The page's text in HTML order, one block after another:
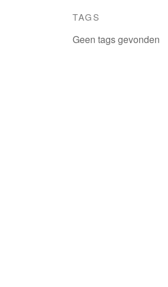
TAGS
Geen tags gevonden